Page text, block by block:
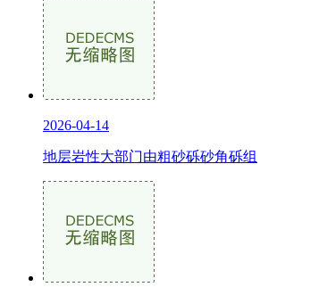
2026-04-14
地层岩性大部门由粗砂砾砂角砾组